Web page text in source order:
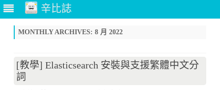
辛比誌
to
MONTHLY ARCHIVES: 8 月 2022
[教學] Elasticsearch 安裝與支援繁體中文分
詞